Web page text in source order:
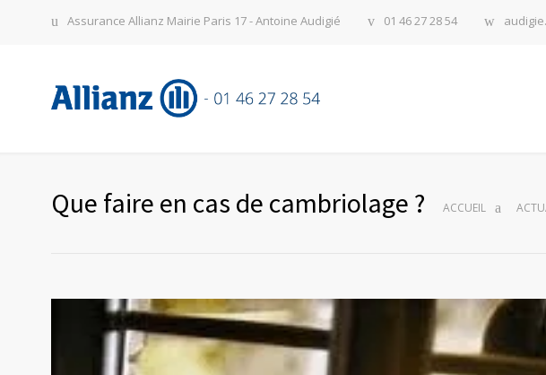
Assurance Allianz Mairie Paris 17 - Antoine Audigié 01 46 27 28 54
Que faire en cas de cambriolage ? ACCUEIL